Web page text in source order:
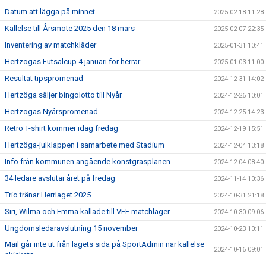
Datum att lägga på minnet 2025-02-18 11:28
Kallelse till Årsmöte 2025 den 18 mars 2025-02-07 22:35
Inventering av matchkläder 2025-01-31 10:41
Hertzögas Futsalcup 4 januari för herrar 2025-01-03 11:00
Resultat tipspromenad 2024-12-31 14:02
Hertzöga säljer bingolotto till Nyår 2024-12-26 10:01
Hertzögas Nyårspromenad 2024-12-25 14:23
Retro T-shirt kommer idag fredag 2024-12-19 15:51
Hertzöga-julklappen i samarbete med Stadium 2024-12-04 13:18
Info från kommunen angående konstgräsplanen 2024-12-04 08:40
34 ledare avslutar året på fredag 2024-11-14 10:36
Trio tränar Herrlaget 2025 2024-10-31 21:18
Siri, Wilma och Emma kallade till VFF matchläger 2024-10-30 09:06
Ungdomsledaravslutning 15 november 2024-10-23 10:11
Mail går inte ut från lagets sida på SportAdmin när kallelse
2024-10-16 09:01